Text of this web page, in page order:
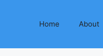
Home About